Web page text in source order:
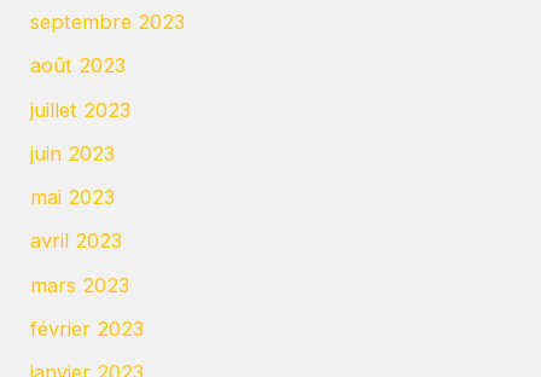
septembre 2023
août 2023
juillet 2023
juin 2023
mai 2023
avril 2023
mars 2023
février 2023